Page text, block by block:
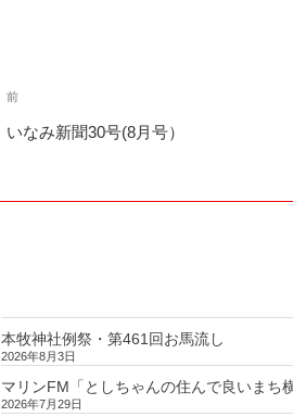
ナ
ゲ
ン
過
前
いなみ新聞30号(8月号）
本牧神社例祭・第461回お馬流し
2026年8月3日
マリンFM「としちゃんの住んで良いまち
2026年7月29日